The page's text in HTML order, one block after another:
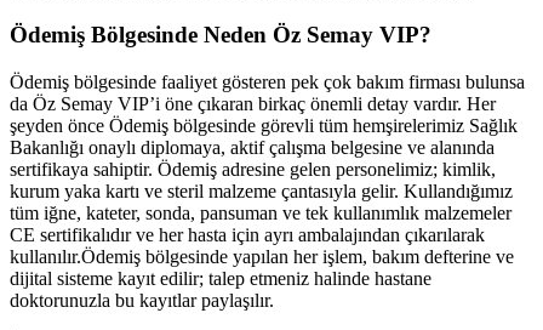
Ödemiş Bölgesinde Neden Öz Semay VIP?
Ödemiş bölgesinde faaliyet gösteren pek çok bakım firması bulunsa
da Öz Semay VIP’i öne çıkaran birkaç önemli detay vardır. Her
şeyden önce Ödemiş bölgesinde görevli tüm hemşirelerimiz Sağlık
Bakanlığı onaylı diplomaya, aktif çalışma belgesine ve alanında
sertifikaya sahiptir. Ödemiş adresine gelen personelimiz; kimlik,
kurum yaka kartı ve steril malzeme çantasıyla gelir. Kullandığımız
tüm iğne, kateter, sonda, pansuman ve tek kullanımlık malzemeler
CE sertifikalıdır ve her hasta için ayrı ambalajından çıkarılarak
kullanılır.Ödemiş bölgesinde yapılan her işlem, bakım defterine ve
dijital sisteme kayıt edilir; talep etmeniz halinde hastane
doktorunuzla bu kayıtlar paylaşılır.